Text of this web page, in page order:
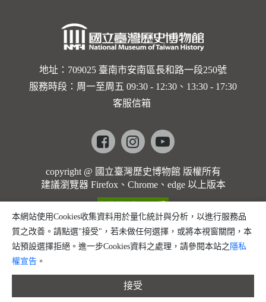
勒大地之
歌]【對
世界與生
命的依戀
馬勒大地
之歌】
地址：709025 臺南市安南區長和路一段250號
服務時段：周一至周五 09:30 - 12:30、13:30 - 17:30
客服信箱
Facebookinstagramyoutube
copyright @ 國立臺灣歷史博物館 版權所有
建議瀏覽器 Firefox、Chrome、edge 以上版本
本網站使用Cookies收集資料用於量化統計與分析，以進行服務品
質之改善。請點選"接受"，若未做任何選擇，或將本視窗關閉，本
站預設選擇拒絕。進一步Cookies資料之處理，請參閱本站之 隱私
權宣告 。
接受